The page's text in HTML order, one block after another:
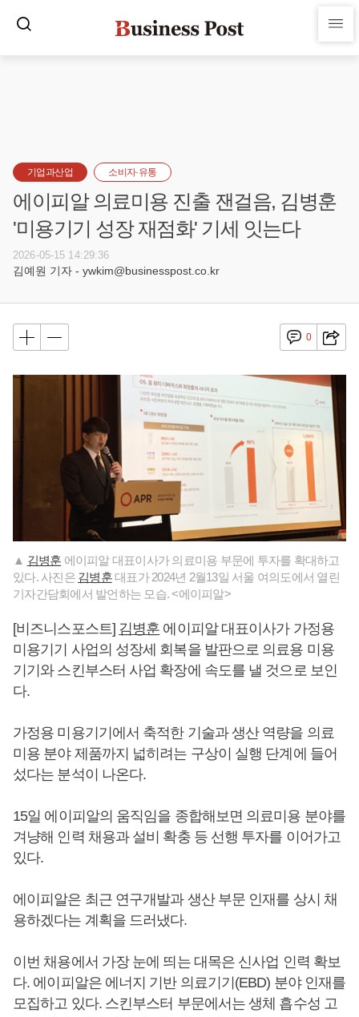
기업과산업 소비자·유통
에이피알 의료미용 진출 잰걸음, 김병훈
'미용기기 성장 재점화' 기세 잇는다
2026-05-15 14:29:36
김예원 기자 - ywkim@businesspost.co.kr
0
▲ 김병훈 에이피알 대표이사가 의료미용 부문에 투자를 확대하고
있다. 사진은 김병훈대표가 2024년 2월13일 서울 여의도에서 열린
기자간담회에서 발언하는 모습. <에이피알>
[비즈니스포스트] 김병훈 에이피알 대표이사가 가정용
미용기기 사업의 성장세 회복을 발판으로 의료용 미용
기기와 스킨부스터 사업 확장에 속도를 낼 것으로 보인
다.
가정용 미용기기에서 축적한 기술과 생산 역량을 의료
미용 분야 제품까지 넓히려는 구상이 실행 단계에 들어
섰다는 분석이 나온다.
15일 에이피알의 움직임을 종합해보면 의료미용 분야를
겨냥해 인력 채용과 설비 확충 등 선행 투자를 이어가고
있다.
에이피알은 최근 연구개발과 생산 부문 인재를 상시 채
용하겠다는 계획을 드러냈다.
이번 채용에서 가장 눈에 띄는 대목은 신사업 인력 확보
다. 에이피알은 에너지 기반 의료기기(EBD) 분야 인재를
모집하고 있다. 스킨부스터 부문에서는 생체 흡수성 고